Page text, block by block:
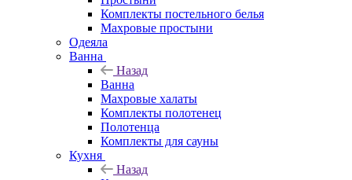
Комплекты постельного белья
Махровые простыни
Одеяла
Ванна
Назад
Ванна
Махровые халаты
Комплекты полотенец
Полотенца
Комплекты для сауны
Кухня
Назад